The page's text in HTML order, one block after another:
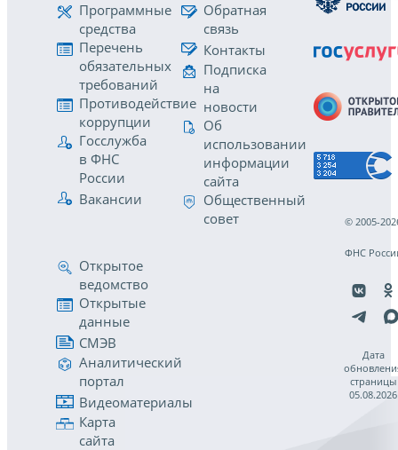
Программные
средства
Перечень
обязательных
требований
Противодействие
коррупции
Госслужба
в ФНС
России
Вакансии
Обратная
связь
Контакты
Подписка
на
новости
Об
использовании
информации
сайта
Общественный
совет
Открытое
ведомство
Открытые
данные
СМЭВ
Аналитический
портал
Видеоматериалы
Карта
сайта
© 2005-
ФНС
Дата
страницы
05.08.2026